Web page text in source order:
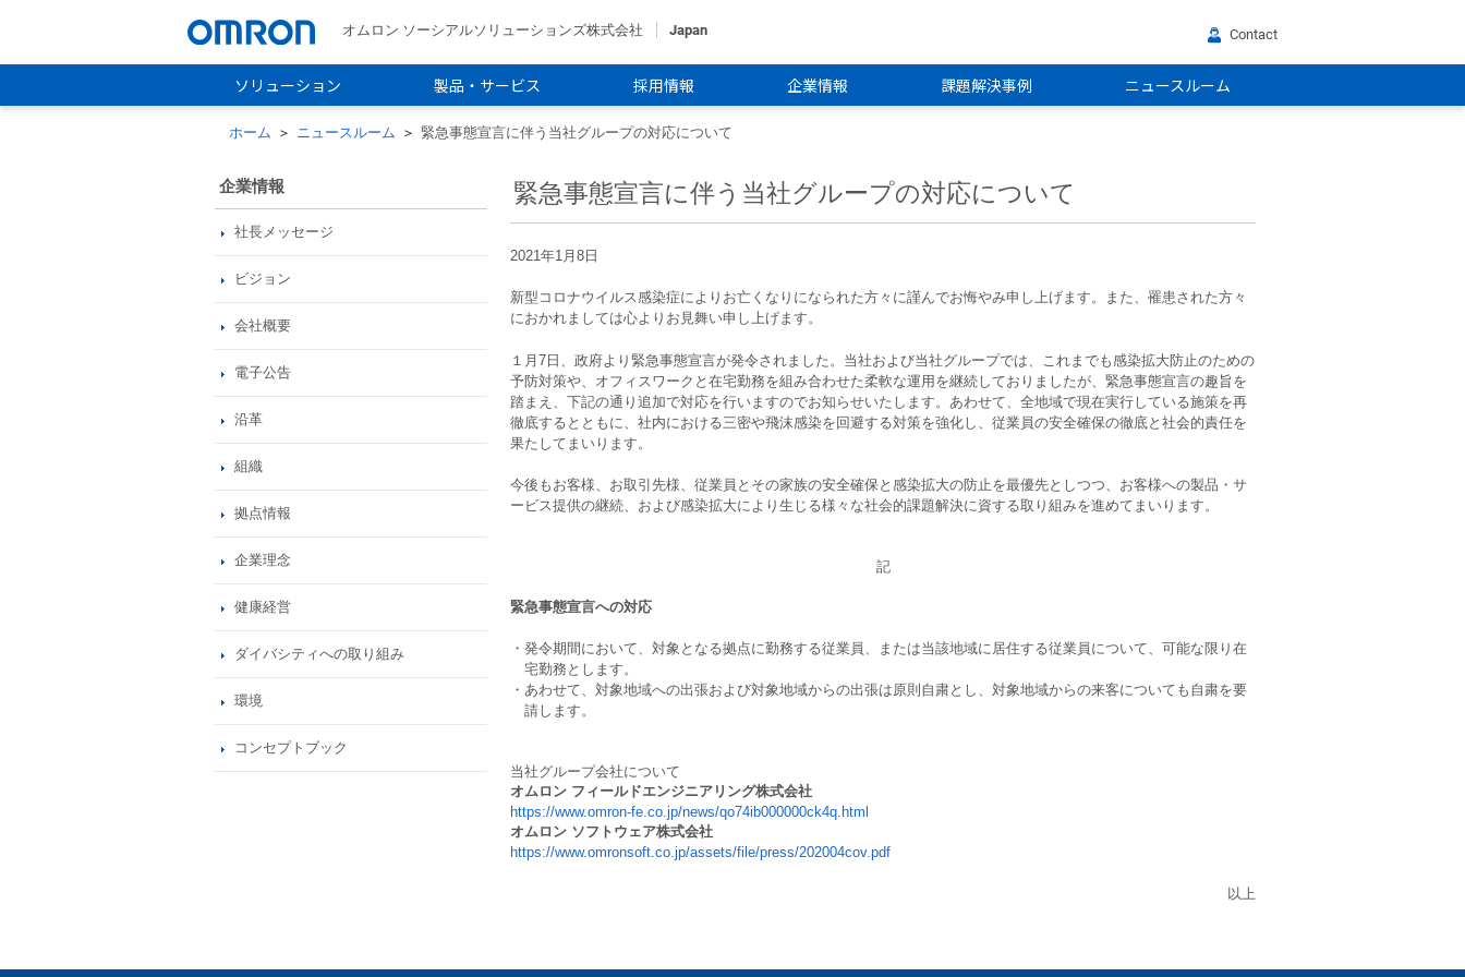
オムロン ソーシアルソリューションズ株式会社 Japan Contact
ソリューション 製品・サービス 採用情報 企業情報 課題解決事例 ニュースルーム
ホーム ＞ ニュースルーム ＞ 緊急事態宣言に伴う当社グループの対応について
企業情報
社長メッセージ
ビジョン
会社概要
電子公告
沿革
組織
拠点情報
企業理念
健康経営
ダイバシティへの取り組み
環境
コンセプトブック
緊急事態宣言に伴う当社グループの対応について
2021年1月8日
新型コロナウイルス感染症によりお亡くなりになられた方々に謹んでお悔やみ申し上げます。また、罹患された方々
におかれましては心よりお見舞い申し上げます。
１月7日、政府より緊急事態宣言が発令されました。当社および当社グループでは、これまでも感染拡大防止のための
予防対策や、オフィスワークと在宅勤務を組み合わせた柔軟な運用を継続しておりましたが、緊急事態宣言の趣旨を
踏まえ、下記の通り追加で対応を行いますのでお知らせいたします。あわせて、全地域で現在実行している施策を再
徹底するとともに、社内における三密や飛沫感染を回避する対策を強化し、従業員の安全確保の徹底と社会的責任を
果たしてまいります。
今後もお客様、お取引先様、従業員とその家族の安全確保と感染拡大の防止を最優先としつつ、お客様への製品・サ
ービス提供の継続、および感染拡大により生じる様々な社会的課題解決に資する取り組みを進めてまいります。
記
緊急事態宣言への対応
・ 発令期間において、対象となる拠点に勤務する従業員、または当該地域に居住する従業員について、可能な限り在
宅勤務とします。
・ あわせて、対象地域への出張および対象地域からの出張は原則自粛とし、対象地域からの来客についても自粛を要
請します。
当社グループ会社について
オムロン フィールドエンジニアリング株式会社
https://www.omron-fe.co.jp/news/qo74ib000000ck4q.html
オムロン ソフトウェア株式会社
https://www.omronsoft.co.jp/assets/file/press/202004cov.pdf
以上